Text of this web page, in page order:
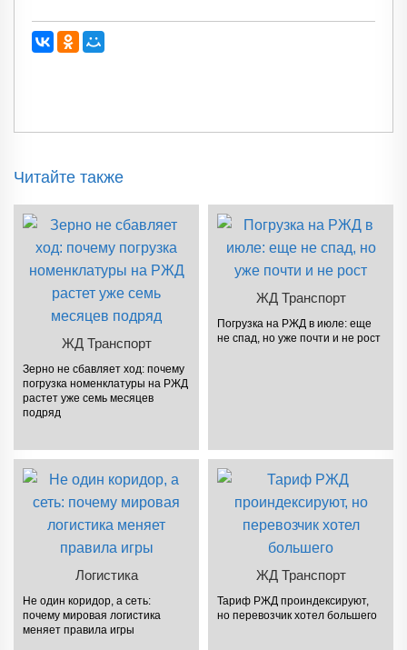
Читайте также
ЖД Транспорт
Зерно не сбавляет ход: почему
погрузка номенклатуры на РЖД
растет уже семь месяцев
подряд
ЖД Транспорт
Погрузка на РЖД в июле: еще
не спад, но уже почти и не рост
Логистика
Не один коридор, а сеть:
почему мировая логистика
меняет правила игры
ЖД Транспорт
Тариф РЖД проиндексируют,
но перевозчик хотел большего